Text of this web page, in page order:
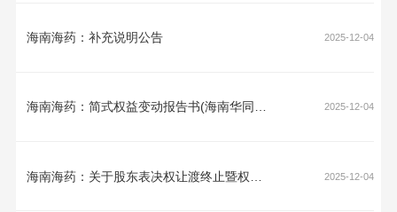
海南海药：补充说明公告 2025-12-04
海南海药：简式权益变动报告书(海南华同实业有限公司) 2025-12-04
2025-12-04